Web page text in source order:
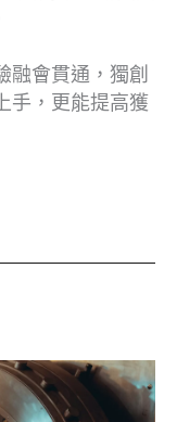
融會貫通，獨創
手，更能提高獲